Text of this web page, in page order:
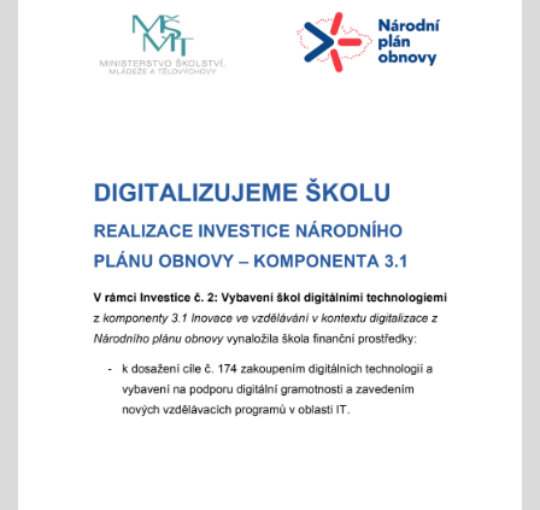
aneb "Kam na střední?"
pedagogy a školním parlamentem
- od 16 hod.
Adaptační týden - tradiční
01.09.2025
- celoškoní akce 1.- 5. 9./ aktivity pro zlepšení
komunikace a sociálního klima